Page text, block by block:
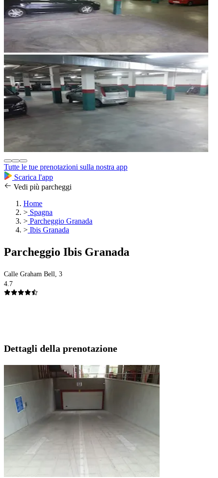
Tutte le tue prenotazioni sulla nostra app
Scarica l'app
Vedi più parcheggi
Home
> Spagna
> Parcheggio Granada
> Ibis Granada
Parcheggio Ibis Granada
Calle Graham Bell, 3
4.7
Dettagli della prenotazione